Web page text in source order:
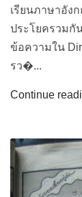
เรียนภาษาอัง
ประโยครวมกั
ข้อความใน
รว�...
Continue